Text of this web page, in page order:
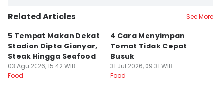
Related Articles See More
5 Tempat Makan Dekat
Stadion Dipta Gianyar,
Steak Hingga Seafood
03 Agu 2026, 15:42 WIB
Food
4 Cara Menyimpan
Tomat Tidak Cepat
Busuk
31 Jul 2026, 09:31 WIB
Food